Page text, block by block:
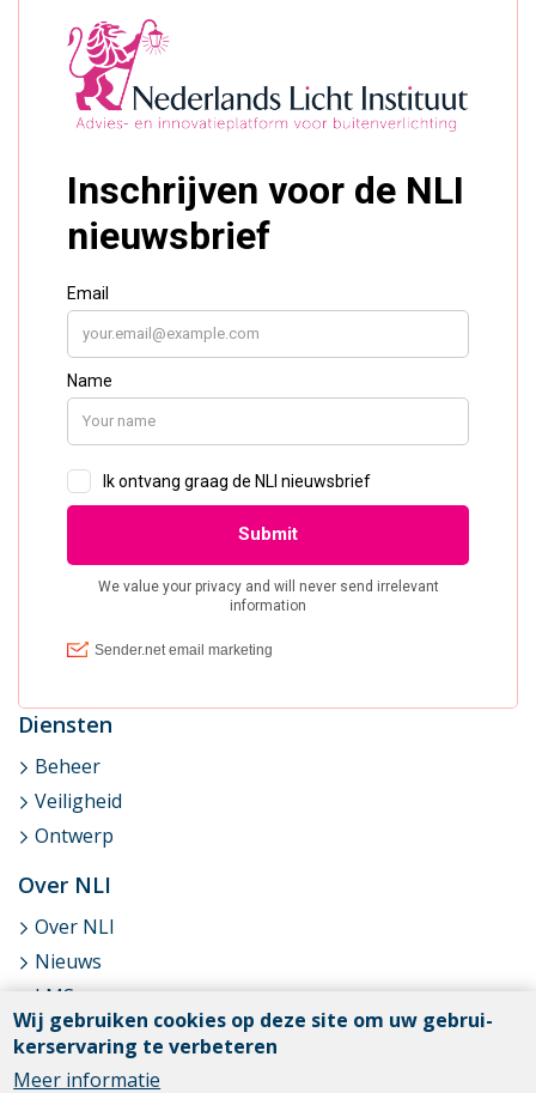
Dien­sten
Beheer
Veiligheid
Ontwerp
Over NLI
Over NLI
Nieuws
LMS
Diensten
Referenties
Wij ge­brui­ken coo­kies op deze site om uw ge­brui­
ker­s­er­va­ring te ver­be­te­ren
Meer informatie